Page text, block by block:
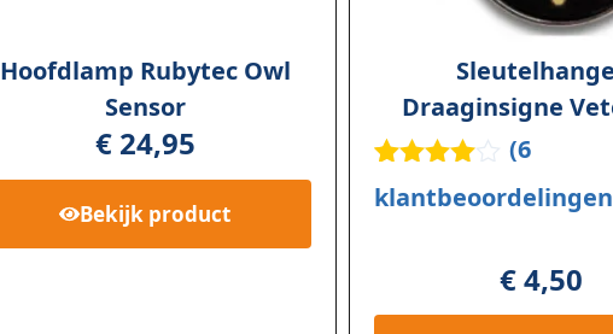
Hoofdlamp Rubytec Owl
Sensor
€24,95
Bekijk product
Draaginsigne
Gewaard
eerd4.17
6
(6
€4,50